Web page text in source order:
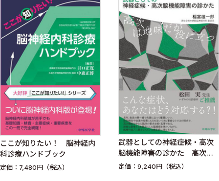
ここが知りたい！ 脳神経内
科診療ハンドブック
定価：7,480円（税込）
武器としての神経症候・高次
脳機能障害の診かた 高次は
地味だが役に立つ
定価：9,240円（税込）